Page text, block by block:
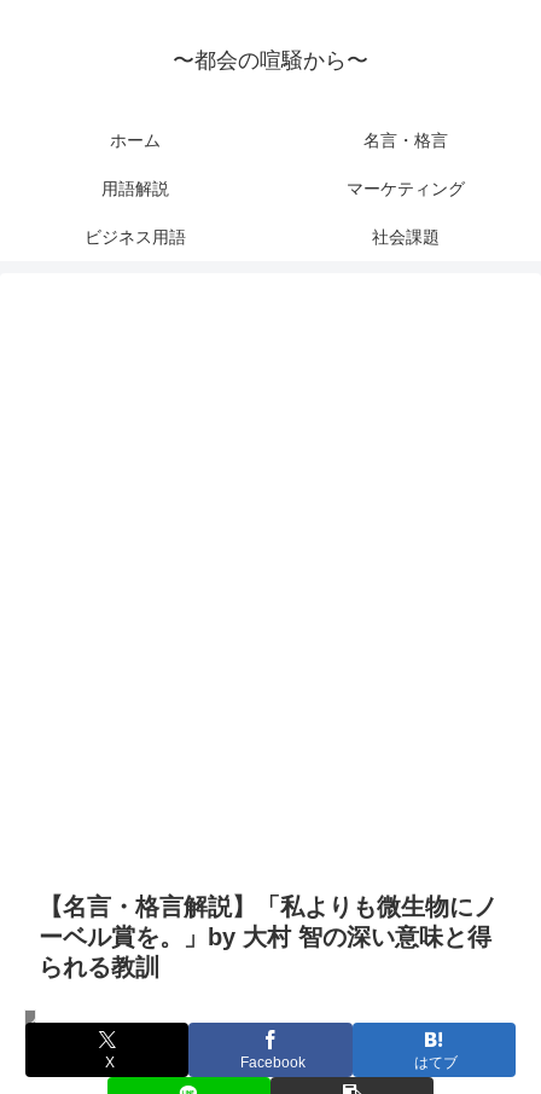
〜都会の喧騒から〜
ホーム 名言・格言
用語解説 マーケティング
ビジネス用語 社会課題
【名言・格言解説】「私よりも微生物にノ
ーベル賞を。」by 大村 智の深い意味と得
られる教訓
名言・格言
X Facebook はてブ